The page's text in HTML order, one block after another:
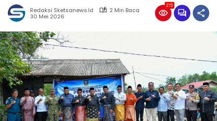
Redaksi Sketsanews.id
2 Min Baca
30 Mei 2026
215